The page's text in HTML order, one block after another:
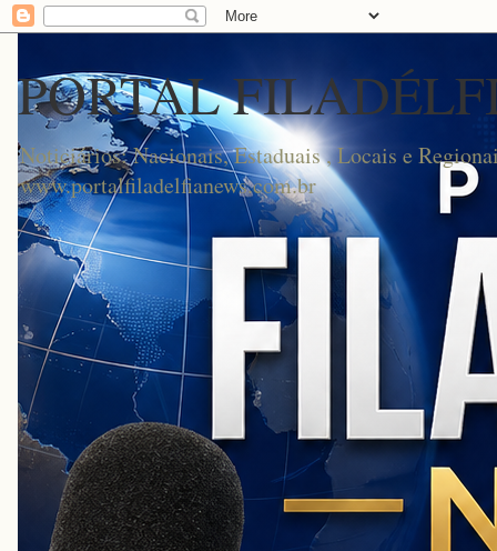
PORTAL
Noticiários: Nacionais, Estaduais , Locais e
www.portalfiladelfianews.com.br